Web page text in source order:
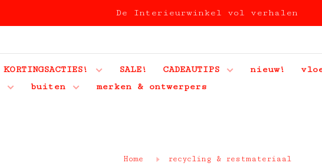
De Interieurwinkel vol verhalen
KORTINGSACTIES! SALE! CADEAUTIPS nieuw!
buiten merken & ontwerpers
Home recycling & restmateriaal